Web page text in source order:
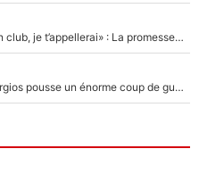
Mercato - OM - «Dès que je prends un club, je t’appellerai» : La promesse de Marcelino au moment de claquer la porte
Victime de racisme contre Murray, Kyrgios pousse un énorme coup de gueule !